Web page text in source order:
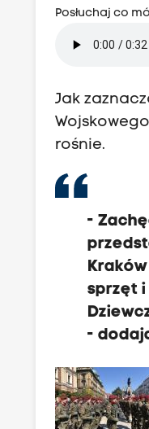
Posłuchaj co
Jak
rośnie.
-
sprzęt i
-